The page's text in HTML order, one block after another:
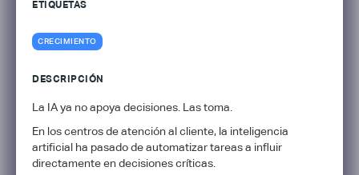
ETIQUETAS
CRECIMIENTO
DESCRIPCIÓN
La IA ya no apoya decisiones. Las toma.
En los centros de atención al cliente, la inteligencia
artificial ha pasado de automatizar tareas a influir
directamente en decisiones críticas.